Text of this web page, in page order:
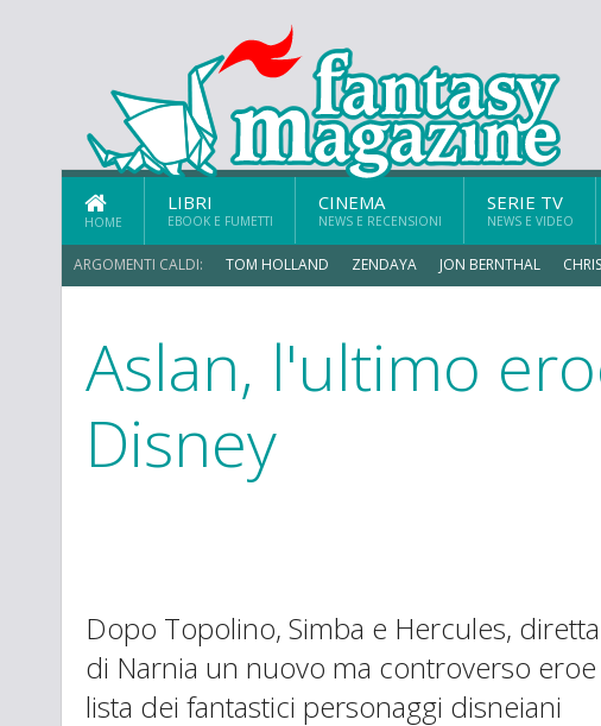
HOME
LIBRI
EBOOK E FUMETTI
CINEMA
NEWS E RECENSIONI
SERIE TV
NEWS E VIDEO
ARGOMENTI CALDI: TOM HOLLAND ZENDAYA JON BERNTHAL
ERIK SOMMERS
Aslan, l'ultimo
Disney
Dopo Topolino, Simba e Hercules,
di Narnia un nuovo ma controverso eroe
lista dei fantastici personaggi disneiani